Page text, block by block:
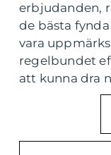
erbjudanden,
de bästa
vara
regelbundet
att kunna dra